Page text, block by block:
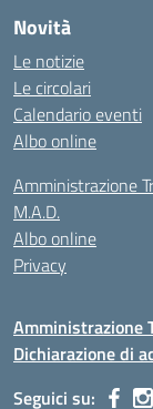
Novità
Le notizie
Le circolari
Calendario eventi
Albo online
Amministrazione
M.A.D.
Albo online
Privacy
Amministrazione
Dichiarazione di
Seguici su: